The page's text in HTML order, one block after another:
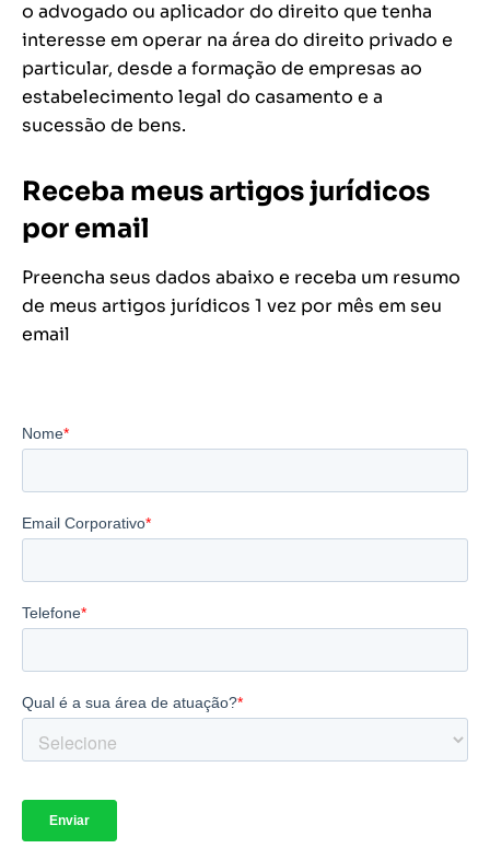
o advogado ou aplicador do direito que tenha
interesse em operar na área do direito privado e
particular, desde a formação de empresas ao
estabelecimento legal do casamento e a
sucessão de bens.
Receba meus artigos jurídicos
por email
Preencha seus dados abaixo e receba um resumo
de meus artigos jurídicos 1 vez por mês em seu
email